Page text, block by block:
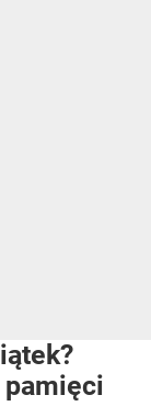
pamięci